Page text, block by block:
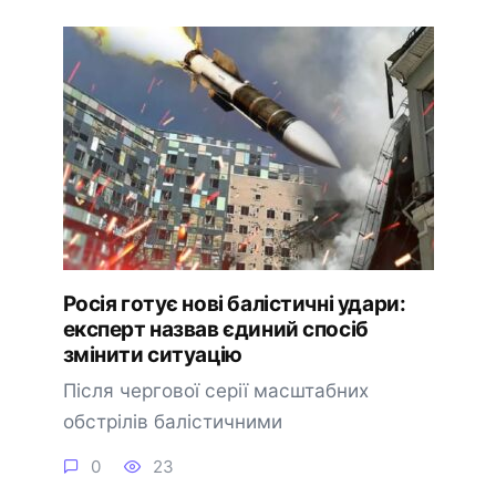
Росія готує нові балістичні удари:
експерт назвав єдиний спосіб
змінити ситуацію
Після чергової серії масштабних
обстрілів балістичними
0 23